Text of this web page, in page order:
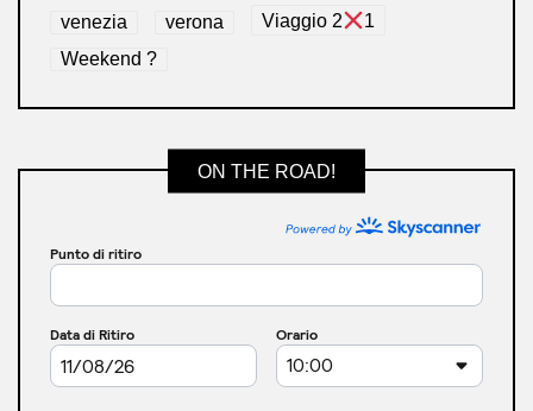
venezia verona Viaggio 2
1
Weekend ?
ON THE ROAD!